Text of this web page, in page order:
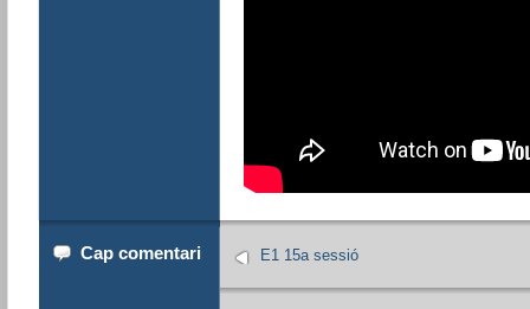
Cap comentari E1 15a sessió